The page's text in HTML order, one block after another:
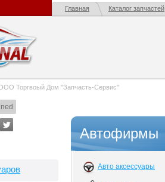
Главная Каталог запчастей
Торгвоый Дом "Запчасть-Сервис"
Автофирмы
Авто аксессуары